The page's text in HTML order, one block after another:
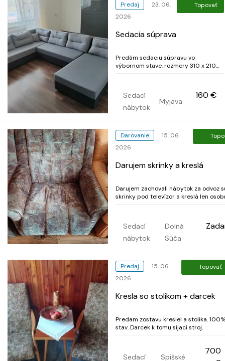
Predaj
23. 06.
2026
Topovať
Sedacia súprava
Predám sedaciu súpravu vo
výbornom stave, rozmery 310 x 210
Sedací
nábytok
Myjava
160 €
Darovanie
15. 06.
2026
Darujem skrinky a kreslá
Darujem zachovali nábytok za odvoz
skrinky pod televízor a kreslá len
Sedací
nábytok
Dolná
Súča
Predaj
15. 06.
2026
Topovať
Kresla so stolikom + darcek
Predam zostavu kresiel a stolika. 100%
stav. Darcek k tomu sijaci stroj.
Sedací Spišské
700